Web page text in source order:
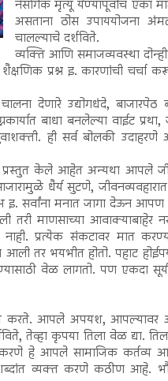
नैसर्गिक मृत्यू येण्यापूर्वीच एका
असताना ठोस उपाययोजना
चालल्याचे दर्शविते.
व्यक्ति आणि समाजव्यवस्था
प्रश्न इ. कारणांची चर्चा
देणारे उद्योगधंदे,
बाधा बनलेल्या वाईट
युवाशक्ती. ही सर्व बोलकी
केले आहेत अन्यथा आपले
धैर्य सुटणे,
इ. सर्वांना मनात जागा
माणसाच्या आवाक्याबाहेर
नाही. प्रत्येक संकटावर मात
तर भयभीत होतो. पहाट
वेळ लागतो. पण एकदा
करते. आपले अपयश, आपल्यावर
तेव्हा कृपया तिला वेळ द्या.
करणे हे आपले सामाजिक
व्यक्त करणे कठीण आहे.